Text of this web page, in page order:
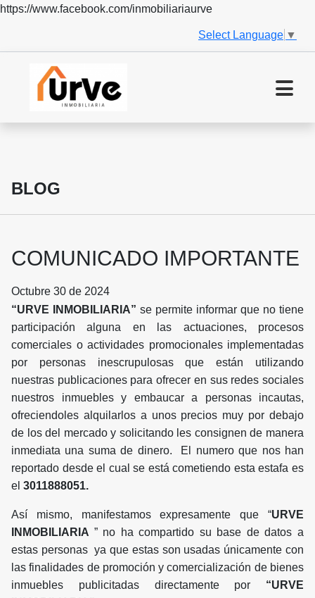
https://www.facebook.com/inmobiliariaurve
Select Language ▼
BLOG
COMUNICADO IMPORTANTE
Octubre 30 de 2024
“URVE INMOBILIARIA” se permite informar que no tiene
participación alguna en las actuaciones, procesos
comerciales o actividades promocionales implementadas
por personas inescrupulosas que están utilizando
nuestras publicaciones para ofrecer en sus redes sociales
nuestros inmuebles y embaucar a personas incautas,
ofreciendoles alquilarlos a unos precios muy por debajo
de los del mercado y solicitando les consignen de manera
inmediata una suma de dinero. El numero que nos han
reportado desde el cual se está cometiendo esta estafa es
el 3011888051.
Así mismo, manifestamos expresamente que “URVE
INMOBILIARIA ” no ha compartido su base de datos a
estas personas ya que estas son usadas únicamente con
las finalidades de promoción y comercialización de bienes
inmuebles publicitadas directamente por “URVE